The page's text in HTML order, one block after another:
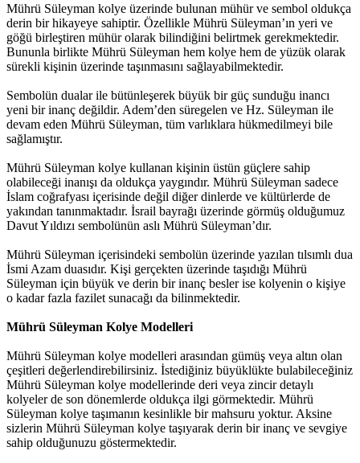
Mührü Süleyman kolye üzerinde bulunan mühür ve sembol oldukça
derin bir hikayeye sahiptir. Özellikle Mührü Süleyman’ın yeri ve
göğü birleştiren mühür olarak bilindiğini belirtmek gerekmektedir.
Bununla birlikte Mührü Süleyman hem kolye hem de yüzük olarak
sürekli kişinin üzerinde taşınmasını sağlayabilmektedir.
Sembolün dualar ile bütünleşerek büyük bir güç sunduğu inancı
yeni bir inanç değildir. Adem’den süregelen ve Hz. Süleyman ile
devam eden Mührü Süleyman, tüm varlıklara hükmedilmeyi bile
sağlamıştır.
Mührü Süleyman kolye kullanan kişinin üstün güçlere sahip
olabileceği inanışı da oldukça yaygındır. Mührü Süleyman sadece
İslam coğrafyası içerisinde değil diğer dinlerde ve kültürlerde de
yakından tanınmaktadır. İsrail bayrağı üzerinde görmüş olduğumuz
Davut Yıldızı sembolünün aslı Mührü Süleyman’dır.
Mührü Süleyman içerisindeki sembolün üzerinde yazılan tılsımlı dua
İsmi Azam duasıdır. Kişi gerçekten üzerinde taşıdığı Mührü
Süleyman için büyük ve derin bir inanç besler ise kolyenin o kişiye
o kadar fazla fazilet sunacağı da bilinmektedir.
Mührü Süleyman Kolye Modelleri
Mührü Süleyman kolye modelleri arasından gümüş veya altın olan
çeşitleri değerlendirebilirsiniz. İstediğiniz büyüklükte bulabileceğiniz
Mührü Süleyman kolye modellerinde deri veya zincir detaylı
kolyeler de son dönemlerde oldukça ilgi görmektedir. Mührü
Süleyman kolye taşımanın kesinlikle bir mahsuru yoktur. Aksine
sizlerin Mührü Süleyman kolye taşıyarak derin bir inanç ve sevgiye
sahip olduğunuzu göstermektedir.